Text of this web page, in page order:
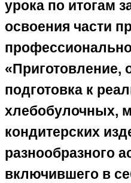
урока по итогам
освоения части
«Приготовление,
подготовка к
хлебобулочных,
кондитерских
разнообразного
включившего в